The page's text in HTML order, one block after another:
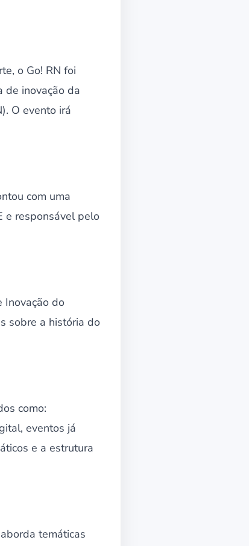
o Go! RN foi
de inovação da
O evento irá
com uma
e responsável pelo
Inovação do
sobre a história do
como:
eventos já
e a estrutura
temáticas